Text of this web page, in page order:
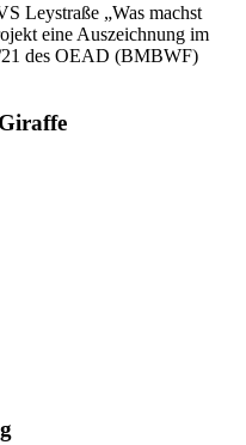
Leystraße „Was machst
eine Auszeichnung im
21 des OEAD (BMBWF)